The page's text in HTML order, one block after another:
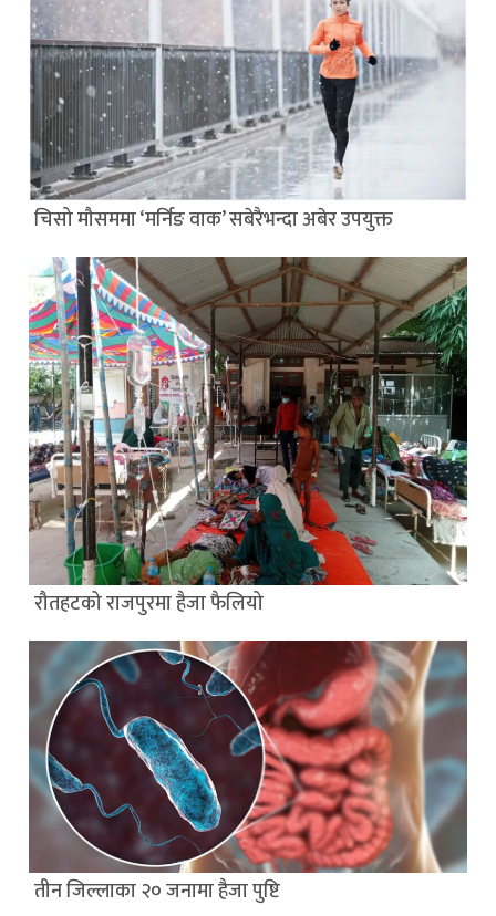
चिसो मौसममा ‘मर्निङ वाक’ सबेरैभन्दा अबेर उपयुक्त
रौतहटको राजपुरमा हैजा फैलियो
तीन जिल्लाका २० जनामा हैजा पुष्टि